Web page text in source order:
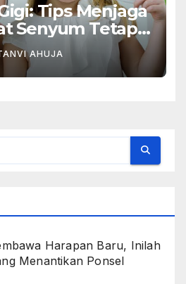
Tips Menjaga
Senyum Tetap
AHUJA
Harapan Baru, Inilah
Menantikan Ponsel